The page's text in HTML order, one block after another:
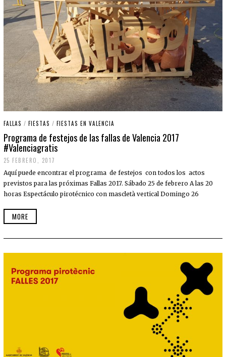
FALLAS / FIESTAS / FIESTAS EN VALENCIA
Programa de festejos de las fallas de Valencia 2017
#Valenciagratis
25 FEBRERO, 2017
Aquí puede encontrar el programa de festejos con todos los actos
previstos para las próximas Fallas 2017. Sábado 25 de febrero A las 20
horas Espectáculo pirotécnico con mascletà vertical Domingo 26
MORE